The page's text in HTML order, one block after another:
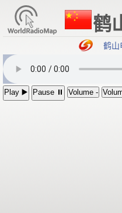
鹤
鹤山
Play ▶️ Pause ⏸ Volume -